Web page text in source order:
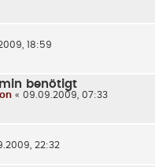
18:59
benötigt
« 09.09.2009, 07:33
22:32